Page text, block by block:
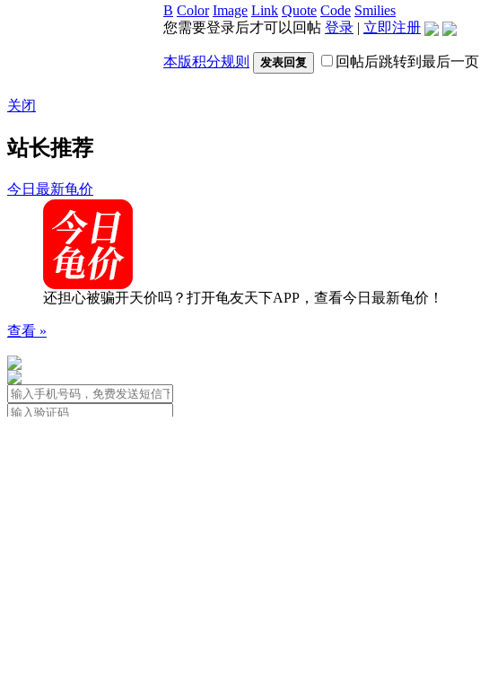
B Color Image Link Quote Code Smilies
您需要登录后才可以回帖 登录 | 立即注册
本版积分规则 发表回复 回帖后跳转到最后一页
关闭
站长推荐
今日最新龟价
还担心被骗开天价吗？打开龟友天下APP，查看今日最新龟价！
查看 »